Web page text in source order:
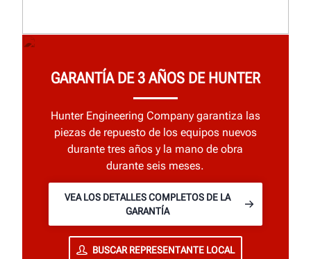
GARANTÍA DE 3 AÑOS DE HUNTER
Hunter Engineering Company garantiza las
piezas de repuesto de los equipos nuevos
durante tres años y la mano de obra
durante seis meses.
VEA LOS DETALLES COMPLETOS DE LA
GARANTÍA
BUSCAR REPRESENTANTE LOCAL